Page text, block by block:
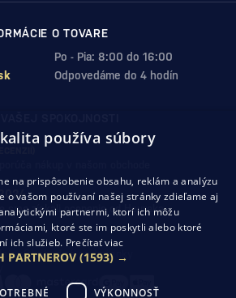
O TOVARE
Po - Pia: 8:00 do 16:00
Odpovedáme do 4 hodín
nákup v našom obchode
sme získali ocenenie od Heureka
Obchodné podmienky
používa súbory
na prispôsobenie obsahu, reklám a analýzu
o vašom používaní našej stránky zdieľame aj
partnermi, ktorí ich môžu
ktoré ste im poskytli alebo ktoré
ich služieb. Prečítať viac
PARTNEROV (1593) →
VÝKONNOSŤ